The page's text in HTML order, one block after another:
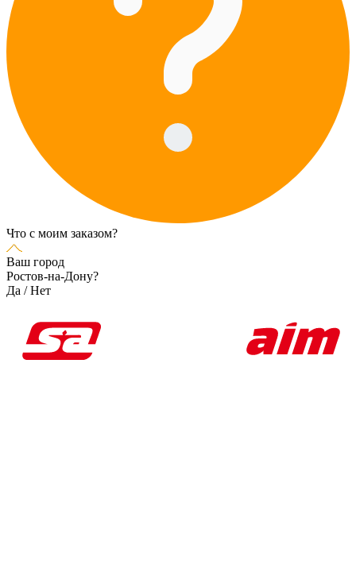
Что с моим заказом?
Ваш город
Ростов-на-Дону?
Да /Нет